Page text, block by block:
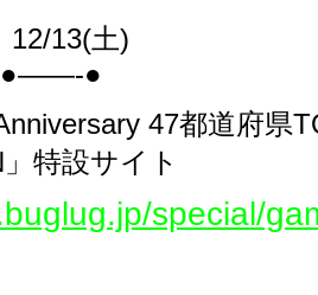
12/13(土)
●
47都道府県
特設サイト
special/